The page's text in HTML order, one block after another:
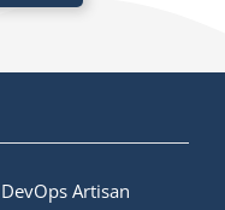
DevOps Artisan